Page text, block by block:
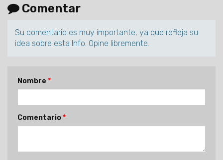
Comentar
Su comentario es muy importante, ya que refleja su
idea sobre esta Info. Opine libremente.
Nombre
Comentario